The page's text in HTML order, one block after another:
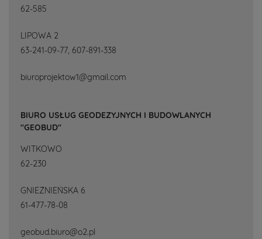
62-585
LIPOWA 2
63-241-09-77, 607-891-338
biuroprojektow1@gmail.com
BIURO USŁUG GEODEZYJNYCH I BUDOWLANYCH
"GEOBUD"
WITKOWO
62-230
GNIEŹNIEŃSKA 6
61-477-78-08
geobud.biuro@o2.pl